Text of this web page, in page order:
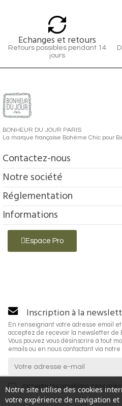
Echanges et retours
Retours possibles pendant 14
jours
BONHEUR DU JOUR PARIS
La marque française Bohème Chic pour
Contactez-nous
Notre société
Réglementation
Informations
Espace Pro
Notre site utilise des cookies
votre expérience de navigation
Inscription à la
En renseignant votre adresse email
acceptez de recevoir la newsletter de
Vous pouvez vous désinscrire à tout
emails ou en nous contactant via
J'accepte les conditions générales